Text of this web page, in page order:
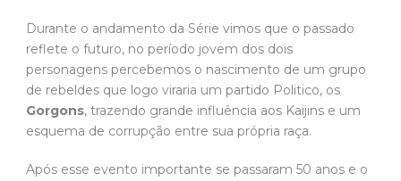
Durante o andamento da Série vimos que o passado
reflete o futuro, no período jovem dos dois
personagens percebemos o nascimento de um grupo
de rebeldes que logo viraria um partido Politico, os
Gorgons, trazendo grande influência aos Kaijins e um
esquema de corrupção entre sua própria raça.
Após esse evento importante se passaram 50 anos e o